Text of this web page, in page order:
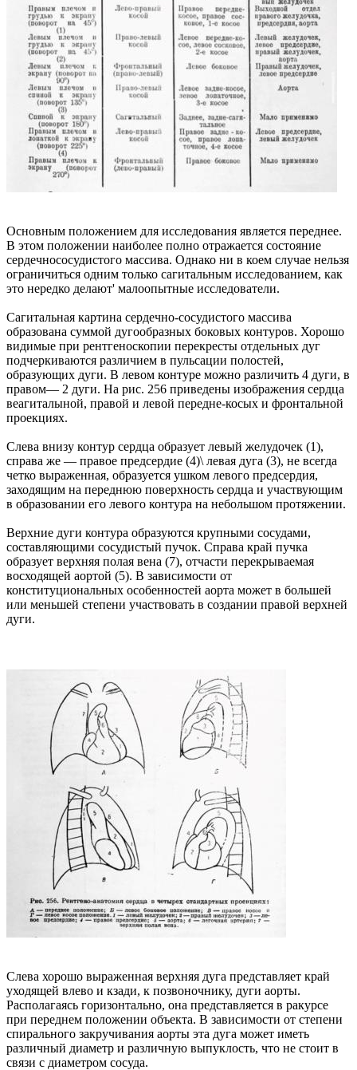
Основным положением для исследования является переднее.
В этом положении наиболее полно отражается состояние
сердечнососудистого массива. Однако ни в коем случае нельзя
ограничиться одним только сагитальным исследованием, как
это нередко делают' малоопытные исследователи.
Сагитальная картина сердечно-сосудистого массива
образована суммой дугообразных боковых контуров. Хорошо
видимые при рентгеноскопии перекресты отдельных дуг
подчеркиваются различием в пульсации полостей,
образующих дуги. В левом контуре можно различить 4 дуги, в
правом— 2 дуги. На рис. 256 приведены изображения сердца
веагиталыной, правой и левой передне-косых и фронтальной
проекциях.
Слева внизу контур сердца образует левый желудочек (1),
справа же — правое предсердие (4)\ левая дуга (3), не всегда
четко выраженная, образуется ушком левого предсердия,
заходящим на переднюю поверхность сердца и участвующим
в образовании его левого контура на небольшом протяжении.
Верхние дуги контура образуются крупными сосудами,
составляющими сосудистый пучок. Справа край пучка
образует верхняя полая вена (7), отчасти перекрываемая
восходящей аортой (5). В зависимости от
конституциональных особенностей аорта может в большей
или меньшей степени участвовать в создании правой верхней
дуги.
Слева хорошо выраженная верхняя дуга представляет край
уходящей влево и кзади, к позвоночнику, дуги аорты.
Располагаясь горизонтально, она представляется в ракурсе
при переднем положении объекта. В зависимости от степени
спирального закручивания аорты эта дуга может иметь
различный диаметр и различную выпуклость, что не стоит в
связи с диаметром сосуда.